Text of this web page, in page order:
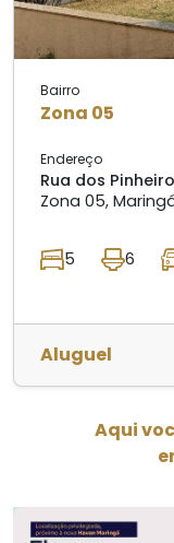
Bairro
Zona 05
Endereço
Rua dos
Zona 05,
5 6
Aluguel
Aqui